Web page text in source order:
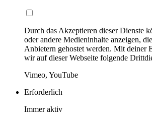
Durch das Akzeptieren dieser Dienste
oder andere Medieninhalte anzeigen,
Anbietern gehostet werden. Mit deiner
wir auf dieser Webseite folgende
Vimeo, YouTube
Erforderlich
Immer aktiv